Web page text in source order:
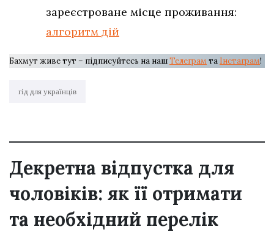
зареєстроване місце проживання:
алгоритм дій
Бахмут живе тут – підписуйтесь на нашТелеграм та Інстаграм!
гід для українців
Декретна відпустка для
чоловіків: як її отримати
та необхідний перелік